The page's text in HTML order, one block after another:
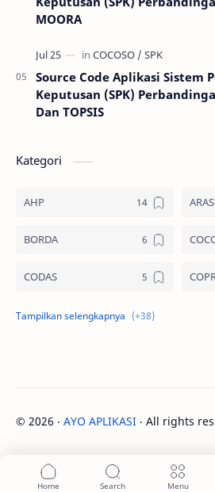
MOORA
Source Code Aplikasi Sistem
Keputusan (SPK)
Dan TOPSIS
Kategori
AHP ARAS
BORDA
CODAS
CPI
ENTROPY
GRA
MAIRCA
© 2026 ‧ AYO APLIKASI ‧ All rights